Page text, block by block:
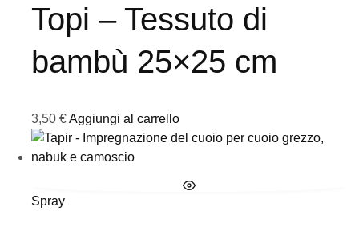
Topi – Tessuto di
bambù 25×25 cm
3,50 €Aggiungi al carrello
Spray